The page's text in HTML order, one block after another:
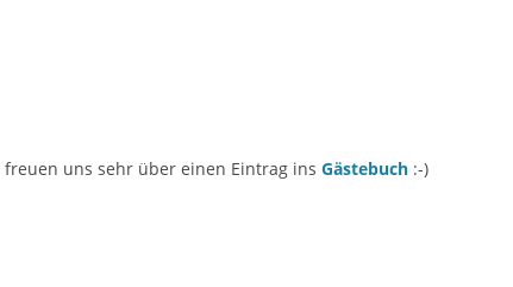
uns sehr über einen Eintrag ins Gästebuch:-)